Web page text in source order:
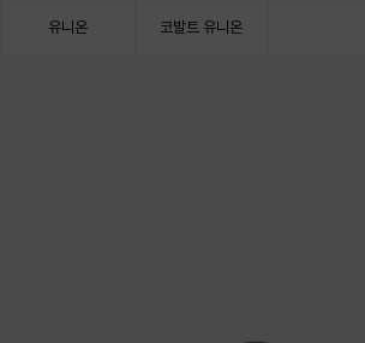
유니온 코발트 유니온